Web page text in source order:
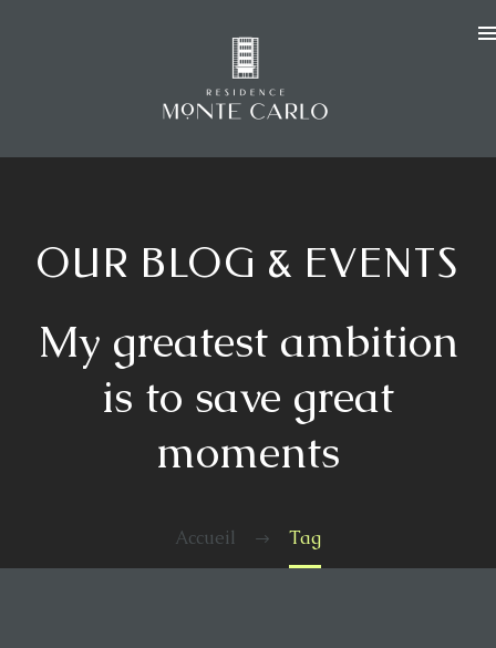
OUR BLOG & EVENTS
My greatest ambition
is to save great
moments
Accueil Tag